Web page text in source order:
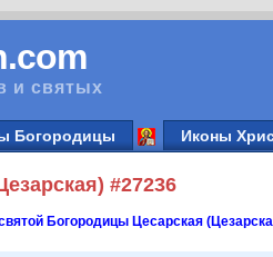
и святых
Богородицы Иконы
#27236
Богородицы Цесарская